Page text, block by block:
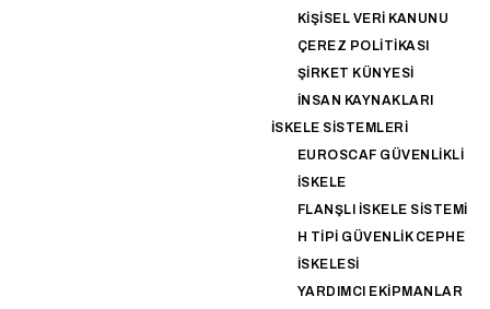
KIŞISEL VERI KANUNU
ÇEREZ POLITIKASI
ŞIRKET KÜNYESI
İNSAN KAYNAKLARI
İSKELE SISTEMLERI
EUROSCAF GÜVENLIKLI
İSKELE
FLANŞLI İSKELE SISTEMI
H TIPI GÜVENLIK CEPHE
İSKELESI
YARDIMCI EKIPMANLAR